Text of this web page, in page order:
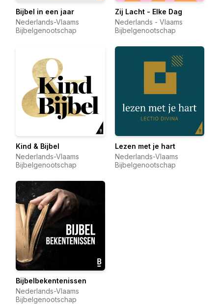
Bijbel in een jaar
Nederlands-Vlaams
Bijbelgenootschap
Zij Lacht - Elke Dag
Nederlands - Vlaams
Bijbelgenootschap
Kind & Bijbel
Nederlands-Vlaams
Bijbelgenootschap
Lezen met je hart
Nederlands-Vlaams
Bijbelgenootschap
Bijbelbekentenissen
Nederlands-Vlaams
Bijbelgenootschap